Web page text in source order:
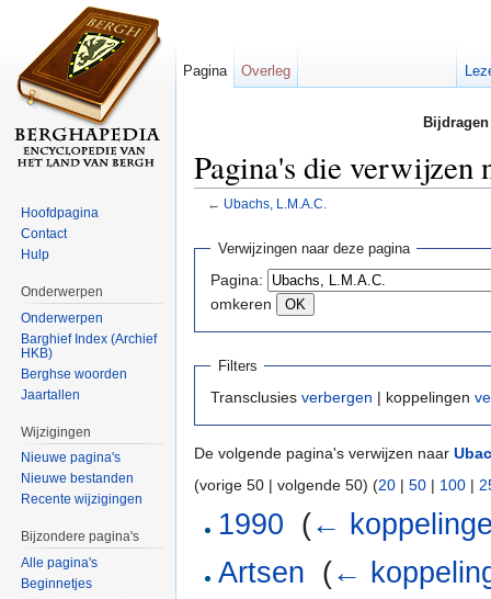
Pagina's die
← Ubachs, L.M.A.C.
Verwijzingen naar deze pagina
Pagina:
omkeren
Filters
Transclusies verbergen | koppelingen
De volgende pagina's verwijzen naar
(vorige 50 | volgende 50) (20 | 50 | 100 |
1990 (←
Artsen (←
Pagina Overleg
Hoofdpagina
Contact
Hulp
Onderwerpen
Onderwerpen
Barghief Index (Archief
HKB)
Berghse woorden
Jaartallen
Wijzigingen
Nieuwe pagina's
Nieuwe bestanden
Recente wijzigingen
Bijzondere pagina's
Alle pagina's
Beginnetjes